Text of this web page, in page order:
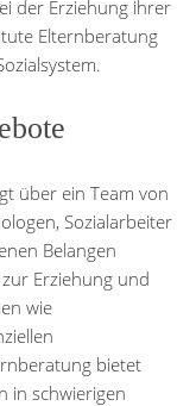
der Erziehung ihrer
Elternberatung
über ein Team von
Sozialarbeiter
Belangen
Erziehung und
wie
bietet
in schwierigen